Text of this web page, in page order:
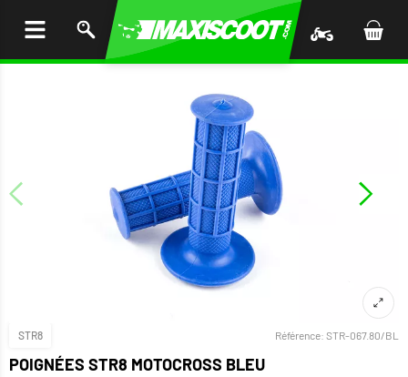
STR8 Référence: STR-067.80/BL
POIGNÉES STR8 MOTOCROSS BLEU